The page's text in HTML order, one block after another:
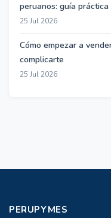
peruanos: guía práctica
25 Jul 2026
Cómo empezar a
complicarte
25 Jul 2026
PERUPYMES